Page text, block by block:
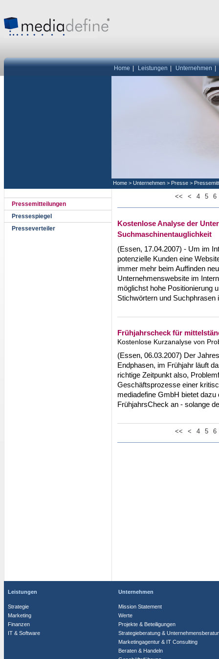
Home Leistungen Unternehmen
Home > Unternehmen > Presse >
Pressemitteilungen
Pressespiegel
Presseverteiler
<< < 4 5 6
Kostenlose Analyse der
Suchmaschinentauglichkeit
(Essen, 17.04.2007) - Um im
potenzielle Kunden eine
immer mehr beim Auffinden
Unternehmenswebsite im
möglichst hohe Positionierung
Stichwörtern und
Frühjahrscheck für
Kostenlose Kurzanalyse von
(Essen, 06.03.2007) Der
Endphasen, im Frühjahr läuft
richtige Zeitpunkt also,
Geschäftsprozesse einer
mediadefine GmbH bietet
FrühjahrsCheck an - solange
<< < 4 5 6
Leistungen
Strategie
Marketing
Finanzen
IT & Software
Unternehmen
Mission Statement
Werte
Projekte & Beteiligungen
Strategieberatung &
Marketingagentur & IT Consulting
Beraten & Handeln